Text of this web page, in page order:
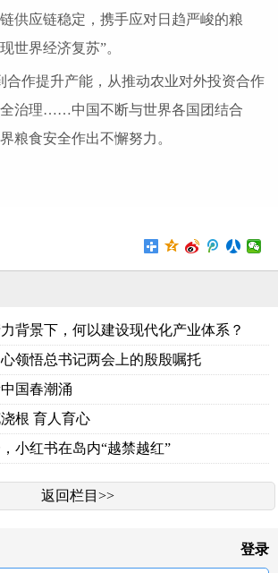
供应链稳定，携手应对日趋严峻的粮
世界经济复苏”。
合作提升产能，从推动农业对外投资合作
治理……中国不断与世界各国团结合
粮食安全作出不懈努力。
背景下，何以建设现代化产业体系？
领悟总书记两会上的殷殷嘱托
国春潮涌
根 育人育心
小红书在岛内“越禁越红”
返回栏目>>
登录